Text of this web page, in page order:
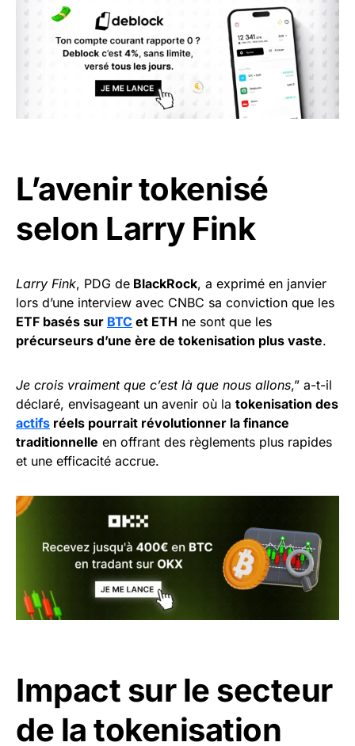
L’avenir tokenisé
selon Larry Fink
Larry Fink, PDG de BlackRock, a exprimé en janvier
lors d’une interview avec CNBC sa conviction que les
ETF basés sur BTC et ETH ne sont que les
précurseurs d’une ère de tokenisation plus vaste.
Je crois vraiment que c’est là que nous allons,” a-t-il
déclaré, envisageant un avenir où la tokenisation des
actifs réels pourrait révolutionner la finance
traditionnelle en offrant des règlements plus rapides
et une efficacité accrue.
Impact sur le secteur
de la tokenisation